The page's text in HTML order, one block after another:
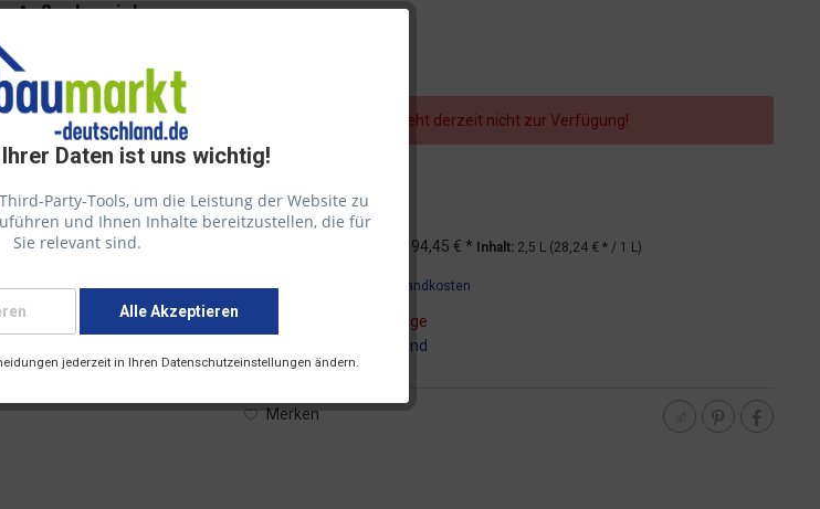
Daten ist uns wichtig!
Party-Tools, um die Leistung der Website zu
und Ihnen Inhalte bereitzustellen, die für
Sie relevant sind.
Alle Akzeptieren
jederzeit in Ihren Datenschutzeinstellungen ändern.
Außenbereich
Dieser Artikel steht derzeit nicht zur Verfügung!
94,45 € * Inhalt: 2,5 L (28,24 € * / 1 L)
inkl. 19 % MwSt. zzgl. Versandkosten
Lieferzeit ca. 5-10 Tage
DHL - Versand
Merken